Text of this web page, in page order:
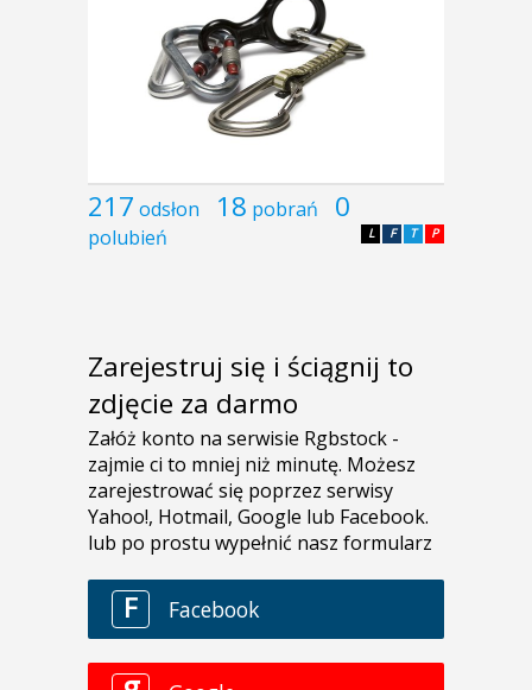
217 odsłon 18 pobrań 0
polubień P
T
F
L
Zarejestruj się i ściągnij to
zdjęcie za darmo